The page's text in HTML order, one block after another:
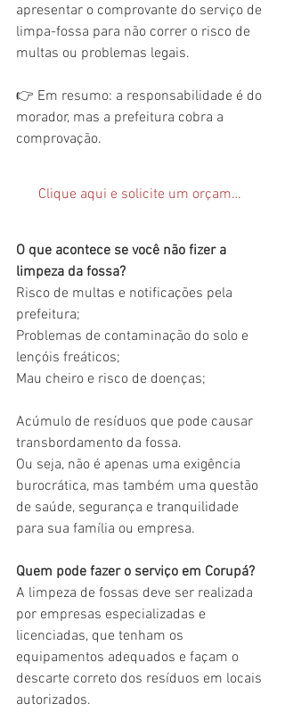
apresentar o comprovante do serviço de
limpa-fossa para não correr o risco de
multas ou problemas legais.
👉 Em resumo: a responsabilidade é do
morador, mas a prefeitura cobra a
comprovação.
Clique aqui e solicite um orçamento
O que acontece se você não fizer a
limpeza da fossa?
Risco de multas e notificações pela
prefeitura;
Problemas de contaminação do solo e
lençóis freáticos;
Mau cheiro e risco de doenças;
Acúmulo de resíduos que pode causar
transbordamento da fossa.
Ou seja, não é apenas uma exigência
burocrática, mas também uma questão
de saúde, segurança e tranquilidade
para sua família ou empresa.
Quem pode fazer o serviço em Corupá?
A limpeza de fossas deve ser realizada
por empresas especializadas e
licenciadas, que tenham os
equipamentos adequados e façam o
descarte correto dos resíduos em locais
autorizados.